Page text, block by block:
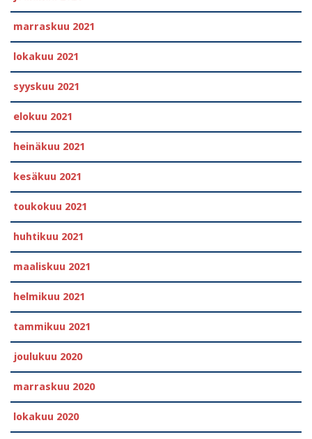
marraskuu 2021
lokakuu 2021
syyskuu 2021
elokuu 2021
heinäkuu 2021
kesäkuu 2021
toukokuu 2021
huhtikuu 2021
maaliskuu 2021
helmikuu 2021
tammikuu 2021
joulukuu 2020
marraskuu 2020
lokakuu 2020